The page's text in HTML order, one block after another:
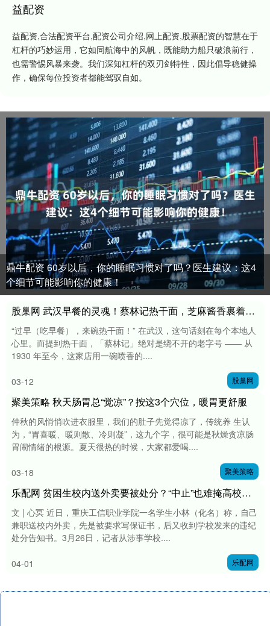
益配资
益配资,合法配资平台,配资公司介绍,网上配资,股票配资的智慧在于
杠杆的巧妙运用，它如同航海中的风帆，既能助力船只破浪前行，
也需警惕风暴来袭。我们深知杠杆的双刃剑特性，因此倡导稳健操
作，确保每位投资者都能驾驭自如。
鼎牛配资 60岁以后，你的睡眠习惯对了吗？医生建议：这4
个细节可能影响你的健康！
股巢网 武汉早餐的灵魂！蔡林记热干面，芝麻酱香裹着老汉口味
“过早（吃早餐），来碗热干面！” 在武汉，这句话刻在每个本地人
心里。而提到热干面，「蔡林记」绝对是绕不开的老字号 —— 从
1930 年至今，这家店用一碗喷香的....
03-12 股巢网
聚美策略 秋天肠胃总“觉凉”？按这3个穴位，暖胃更舒服
仲秋的风悄悄吹进衣服里，我们的肚子先觉得凉了，传统养 生认
为，“胃喜暖、暖则散、冷则凝”，这九个字，很可能是秋燥贪凉肠
胃闹情绪的根源。夏天很热的时候，大家都爱喝....
03-18 聚美策略
乐配网 贫困生校内送外卖要被处分？“中止”也难掩高校的凉薄
文 | 心冥 近日，重庆工信职业学院一名学生小林（化名）称，自己
兼职送校内外卖，先是被要求写保证书，后又收到学校发来的违纪
处分告知书。3月26日，记者从涉事学校....
04-01 乐配网